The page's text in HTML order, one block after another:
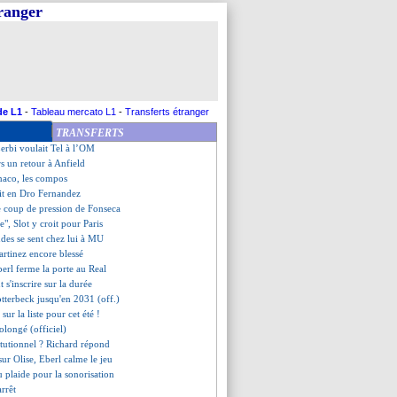
L1 - Tableau mercato L1 - Transferts étranger
TRANSFERTS
cash des fans de l'OM !
proche de prolonger !
du Barça, Simeone ironise
voulait Tel à l’OM
un retour à Anfield
les compos
en Dro Fernandez
de pression de Fonseca
Slot y croit pour Paris
se sent chez lui à MU
encore blessé
ferme la porte au Real
s'inscrire sur la durée
jusqu'en 2031 (off.)
sur la liste pour cet été !
(officiel)
? Richard répond
Olise, Eberl calme le jeu
plaide pour la sonorisation